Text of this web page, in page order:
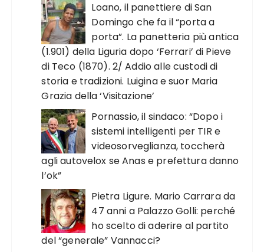
Loano, il panettiere di San
Domingo che fa il “porta a
porta”. La panetteria più antica
(1.901) della Liguria dopo ‘Ferrari’ di Pieve
di Teco (1870). 2/ Addio alle custodi di
storia e tradizioni. Luigina e suor Maria
Grazia della ‘Visitazione’
Pornassio, il sindaco: “Dopo i
sistemi intelligenti per TIR e
videosorveglianza, toccherà
agli autovelox se Anas e prefettura danno
l’ok”
Pietra Ligure. Mario Carrara da
47 anni a Palazzo Golli: perché
ho scelto di aderire al partito
del “generale” Vannacci?